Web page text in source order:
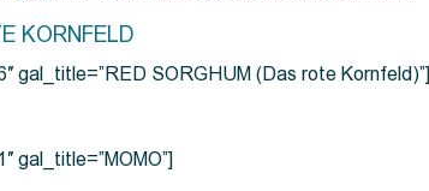
KORNFELD
gal_title=”RED SORGHUM (Das rote Kornfeld)”]
gal_title=”MOMO”]